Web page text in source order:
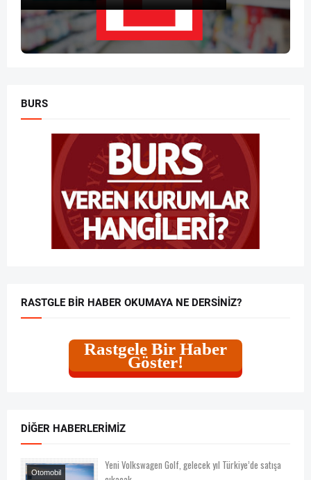
BURS
RASTGLE BIR HABER OKUMAYA NE DERSINIZ?
Rastgele Bir Haber
Göster!
DIĞER HABERLERIMIZ
Otomobil
Yeni Volkswagen Golf, gelecek yıl Türkiye’de satışa